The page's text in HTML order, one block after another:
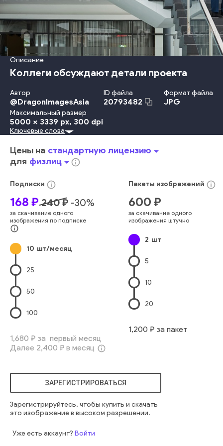
Описание
Коллеги обсуждают детали проекта
Автор
@DragonImagesAsia
ID файла
20793482
Формат файла
JPG
Максимальный размер
5000 x 3339 px, 300 dpi
Взрослый Улыбаться
Ходьба Женский Пол Молодой Возраст
Офис
Лестница Взаимодействие
Бизнесмен
Менеджер Профессия
Компетентность
Хорошо Одетый
Работник Умственного Труда
Ступеньки
Деловой Человек
Молодые Женщины Два Человека
Офисный Рабочий
Корпоративный Бизнес
Европейского Происхождения
Люди
многоэтнический
радость людей
Ключевые слова
Цены на стандартную лицензиюarrow_drop_down
для физлицarrow_drop_downinfo_outline
Подписки info_outline
168 ₽ 240₽ -30%
за скачивание одного
изображения по подписке
info_outline
10 шт/месяц
25
50
100
1,680 ₽ за первый месяц
Далее 2,400 ₽ в месяц info_outline
Пакеты изображений info_outline
600 ₽
за скачивание одного
изображения штучно
2 шт
5
10
20
1,200 ₽ за пакет
ЗАРЕГИСТРИРОВАТЬСЯ
Зарегистрируйтесь, чтобы купить и скачать
это изображение в высоком разрешении.
Уже есть аккаунт? Войти